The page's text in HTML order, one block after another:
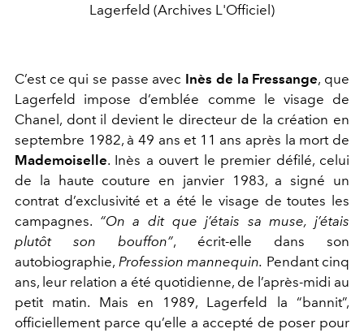
Lagerfeld (Archives L'Officiel)
C’est ce qui se passe avec Inès de la Fressange, que
Lagerfeld impose d’emblée comme le visage de
Chanel, dont il devient le directeur de la création en
septembre 1982, à 49 ans et 11 ans après la mort de
Mademoiselle. Inès a ouvert le premier défilé, celui
de la haute couture en janvier 1983, a signé un
contrat d’exclusivité et a été le visage de toutes les
campagnes. “On a dit que j’étais sa muse, j’étais
plutôt son bouffon”, écrit-elle dans son
autobiographie, Profession mannequin. Pendant cinq
ans, leur relation a été quotidienne, de l’après-midi au
petit matin. Mais en 1989, Lagerfeld la “bannit”,
officiellement parce qu’elle a accepté de poser pour